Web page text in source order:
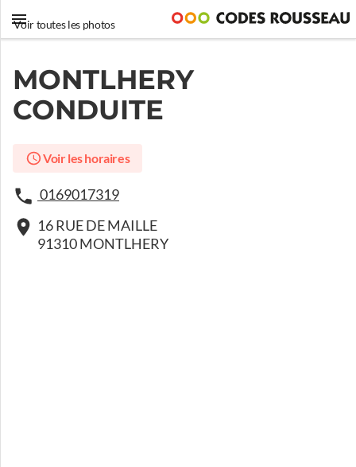
Voir toutes les photos
MONTLHERY
CONDUITE
Voir les horaires
0169017319
16 RUE DE MAILLE
91310 MONTLHERY